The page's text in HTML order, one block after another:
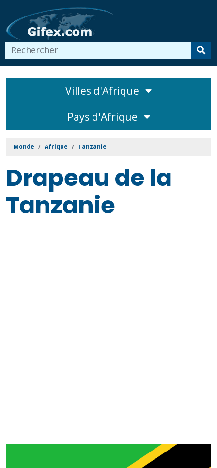
Villes d'Afrique
Pays d'Afrique
Monde Afrique Tanzanie
Drapeau de la
Tanzanie